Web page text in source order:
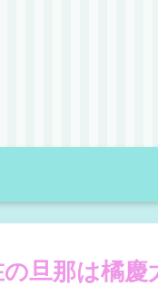
旦那は橘